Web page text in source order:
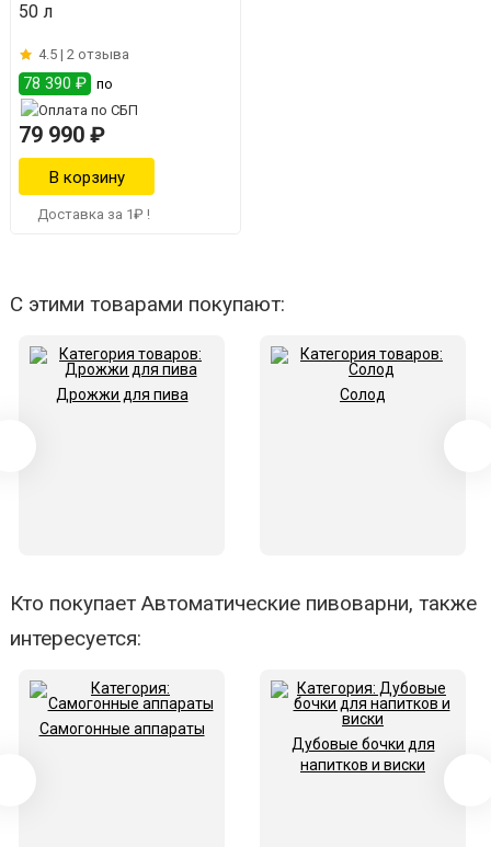
50 л
4.5 | 2 отзыва
78 390 ₽ по
79 990 ₽
Доставка за 1₽ !
С этими товарами покупают:
Дрожжи для пива Солод
Кто покупает Автоматические пивоварни, также
интересуется:
Самогонные аппараты
Дубовые бочки для
напитков и виски